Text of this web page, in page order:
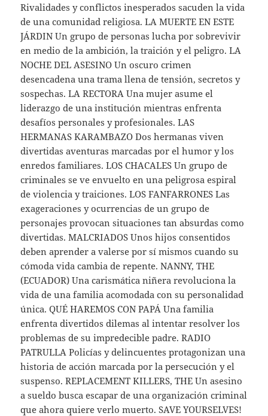
Rivalidades y conflictos inesperados sacuden la vida
de una comunidad religiosa. LA MUERTE EN ESTE
JÁRDIN Un grupo de personas lucha por sobrevivir
en medio de la ambición, la traición y el peligro. LA
NOCHE DEL ASESINO Un oscuro crimen
desencadena una trama llena de tensión, secretos y
sospechas. LA RECTORA Una mujer asume el
liderazgo de una institución mientras enfrenta
desafíos personales y profesionales. LAS
HERMANAS KARAMBAZO Dos hermanas viven
divertidas aventuras marcadas por el humor y los
enredos familiares. LOS CHACALES Un grupo de
criminales se ve envuelto en una peligrosa espiral
de violencia y traiciones. LOS FANFARRONES Las
exageraciones y ocurrencias de un grupo de
personajes provocan situaciones tan absurdas como
divertidas. MALCRIADOS Unos hijos consentidos
deben aprender a valerse por sí mismos cuando su
cómoda vida cambia de repente. NANNY, THE
(ECUADOR) Una carismática niñera revoluciona la
vida de una familia acomodada con su personalidad
única. QUÉ HAREMOS CON PAPÁ Una familia
enfrenta divertidos dilemas al intentar resolver los
problemas de su impredecible padre. RADIO
PATRULLA Policías y delincuentes protagonizan una
historia de acción marcada por la persecución y el
suspenso. REPLACEMENT KILLERS, THE Un asesino
a sueldo busca escapar de una organización criminal
que ahora quiere verlo muerto. SAVE YOURSELVES!